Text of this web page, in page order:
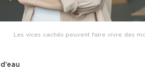
Les vices cachés peuvent faire vivre des